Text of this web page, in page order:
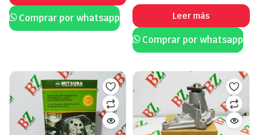
Comprar por whatsapp Leer más
Comprar por whatsapp